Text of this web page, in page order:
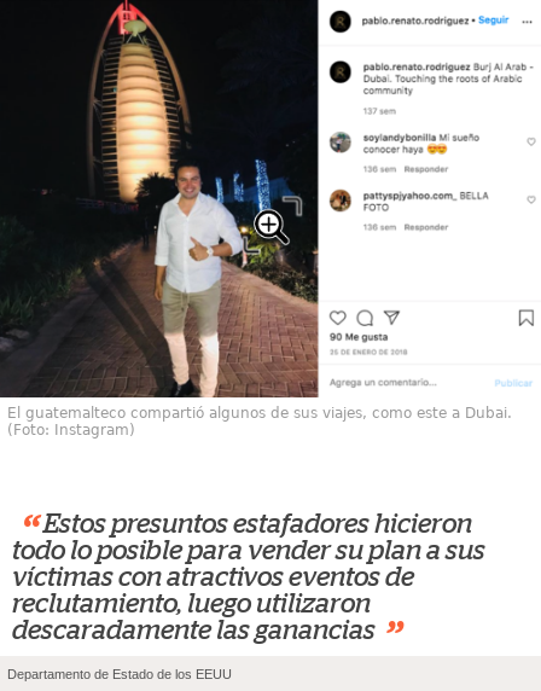
El guatemalteco compartió algunos de sus viajes, como este a Dubai.
(Foto: Instagram)
“ Estos presuntos estafadores hicieron
todo lo posible para vender su plan a sus
víctimas con atractivos eventos de
reclutamiento, luego utilizaron
descaradamente las ganancias ”
Departamento de Estado de los EEUU